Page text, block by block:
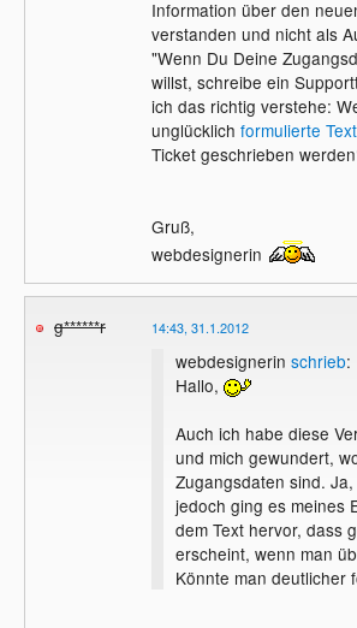
Information über den
verstanden und nicht als
"Wenn Du Deine
willst, schreibe ein
ich das richtig verstehe:
unglücklich formulierte Text
Ticket geschrieben
Gruß,
webdesignerin
g******r 14:43, 31.1.2012
webdesignerin schrieb:
Hallo,
Auch ich habe diese
und mich gewundert,
Zugangsdaten sind.
jedoch ging es meines
dem Text hervor, dass
erscheint, wenn man
Könnte man deutlicher
man weiß, dass es